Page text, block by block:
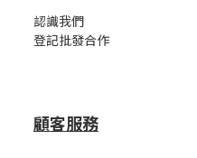
認識我們
登記批發合作
顧客服務